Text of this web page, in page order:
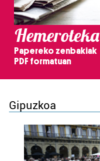
Hemeroteka
Papereko zenbakiak
PDF formatuan
Gipuzkoa